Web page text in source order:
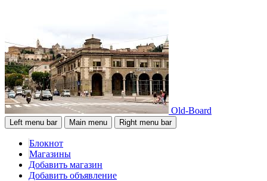
Old-Board
Left menu bar Main menu Right menu bar
Блокнот
Магазины
Добавить магазин
Добавить объявление